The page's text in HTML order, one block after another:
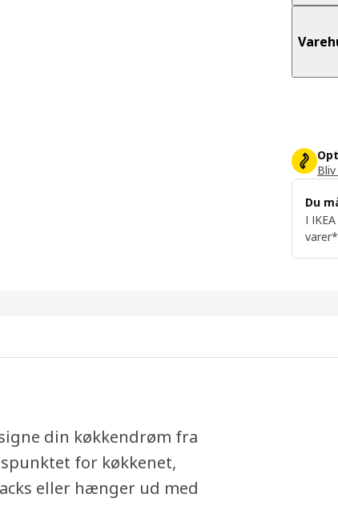
Du
I
din køkkendrøm fra
for køkkenet,
eller hænger ud med